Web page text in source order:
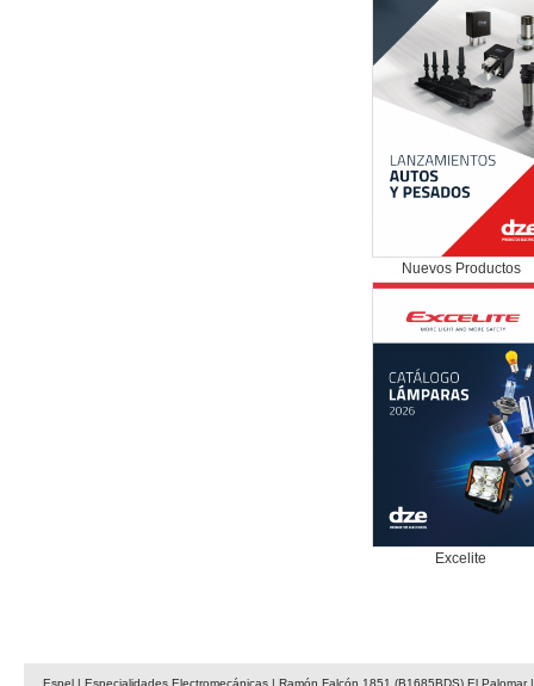
Nuevos Productos
Excelite
Espel | Especialidades Electromecánicas | Ramón Falcón 1851 (B1685BDS) El